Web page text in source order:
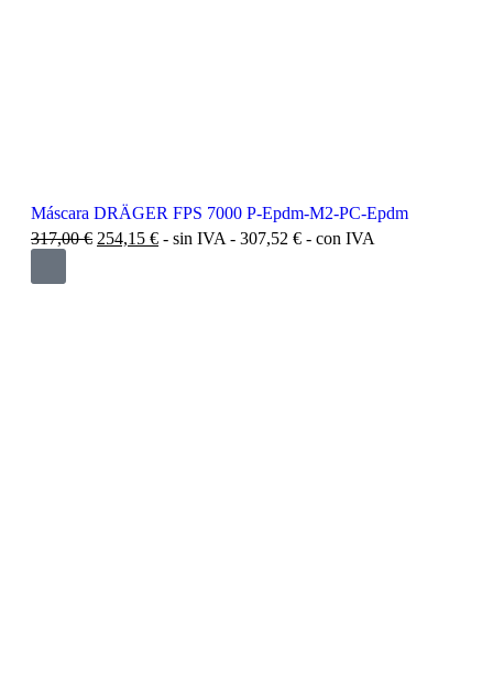
Máscara DRÄGER FPS 7000 P-Epdm-M2-PC-Epdm
317,00€ 254,15 € - sin IVA - 307,52 € - con IVA